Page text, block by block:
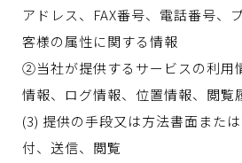
アドレス、FAX番号、電話番号、
客様の属性に関する情報
②当社が提供するサービスの利用
情報、ログ情報、位置情報、閲覧
(3) 提供の手段又は方法書面また
付、送信、閲覧